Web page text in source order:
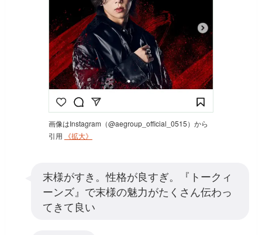
画像はInstagram（@aegroup_official_0515）から
引用
《拡大》
末様がすき。性格が良すぎ。『トークィ
ーンズ』で末様の魅力がたくさん伝わっ
てきて良い